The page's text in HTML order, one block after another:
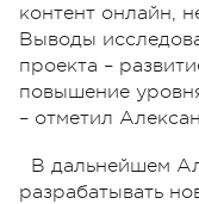
контент онлайн,
Выводы
проекта –
повышение
– отметил
В дальнейшем
разрабатывать